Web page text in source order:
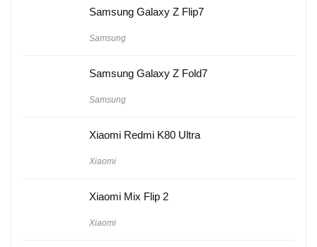
Samsung Galaxy Z Flip7
Samsung
Samsung Galaxy Z Fold7
Samsung
Xiaomi Redmi K80 Ultra
Xiaomi
Xiaomi Mix Flip 2
Xiaomi